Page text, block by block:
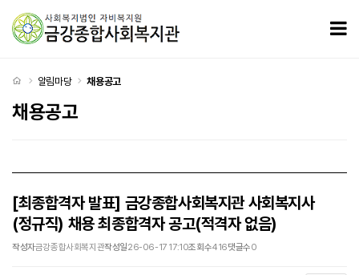
처음으로
알림마당 채용공고
채용공고
[최종합격자 발표] 금강종합사회복지관 사회복지사
(정규직) 채용 최종합격자 공고(적격자 없음)
작성자금강종합사회복지관작성일26-06-17 17:10조회수416댓글수0